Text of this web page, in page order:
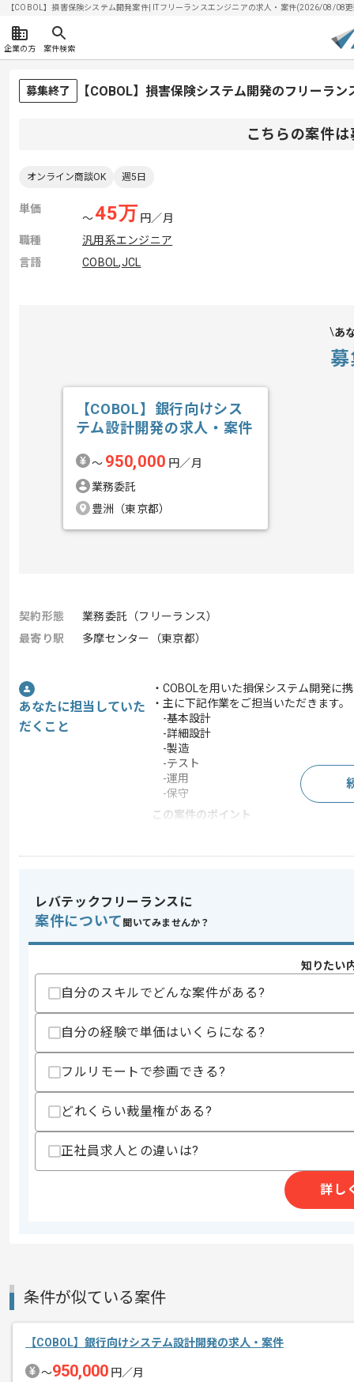
【COBOL】損害保険システム開発案件| ITフリーランスエンジニアの求人・案件(2026/08/08
企業の方 案件検索
募集終了 【COBOL】損害保険システム開発のフリーラン
こちらの案件
オンライン商談OK 週5日
単価
〜45万 円／月
職種
汎用系エンジニア
言語
COBOL,JCL
あ
【COBOL】銀行向けシス
テム設計開発の求人・案件
〜 950,000 円／月
業務委託
豊洲（東京都）
契約形態
業務委託（フリーランス）
最寄り駅
多摩センター（東京都）
あなたに担当していた
だくこと
・COBOLを用いた損保システム開発に
・主に下記作業をご担当いただきます。
-基本設計
-詳細設計
-製造
-テスト
-運用
-保守
この案件のポイント
求めるスキル
・汎用機の開発経験
・損保システムの開発経験
歓迎スキル
スキルに不安がある方へ
上記に似た経験やスキルをお持ちであれば申
商談回数
2回
エージェントからのコ
メント
COBOLでの開発経験を活かすことがで
レバテックフリーランスに
案件について 聞いてみませんか？
知りたい
自分のスキルでどんな案件がある?
自分の経験で単価はいくらになる?
フルリモートで参画できる?
どれくらい裁量権がある?
正社員求人との違いは?
詳し
条件が似ている案件
【COBOL】銀行向けシステム設計開発の求人・案件
〜950,000 円／月